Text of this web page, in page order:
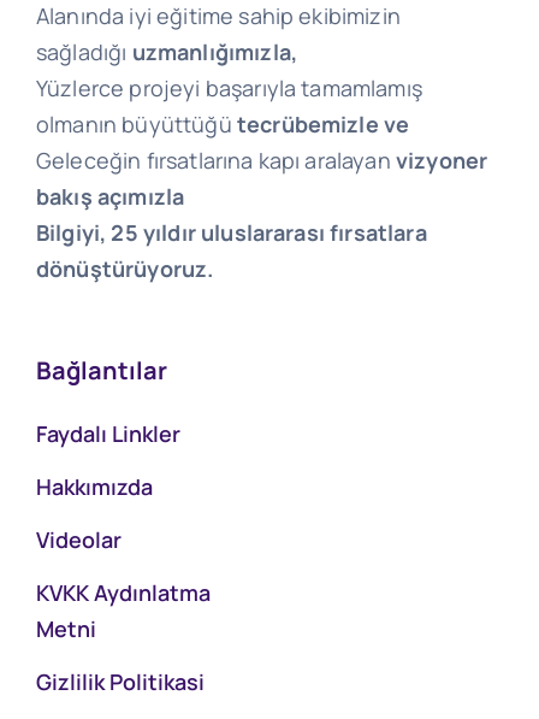
Alanında iyi eğitime sahip ekibimizin
sağladığı uzmanlığımızla,
Yüzlerce projeyi başarıyla tamamlamış
olmanın büyüttüğü tecrübemizle ve
Geleceğin fırsatlarına kapı aralayan vizyoner
bakış açımızla
Bilgiyi, 25 yıldır uluslararası fırsatlara
dönüştürüyoruz.
Bağlantılar
Faydalı Linkler
Hakkımızda
Videolar
KVKK Aydınlatma
Metni
Gizlilik Politikasi